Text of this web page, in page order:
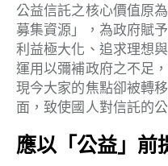
公益信託之核心價值原
募集資源」，為政府賦
利益極大化、追求理想
運用以彌補政府之不足
現今大家的焦點卻被轉
面，致使國人對信託的
應以「公益」前